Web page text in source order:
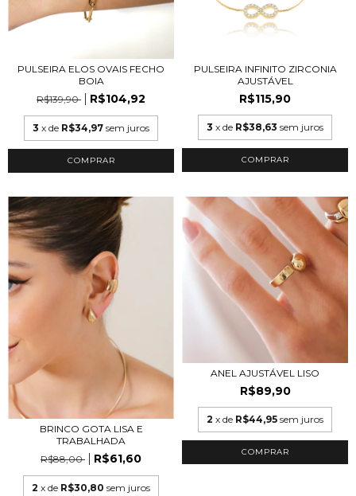
PULSEIRA ELOS OVAIS FECHO
BOIA
R$139,90
R$104,92
3 x de R$34,97 sem juros
PULSEIRA INFINITO ZIRCONIA
AJUSTÁVEL
R$115,90
3 x de R$38,63 sem juros
COMPRAR
BRINCO GOTA LISA E
TRABALHADA
R$88,00
R$61,60
2 x de R$30,80 sem juros
ANEL AJUSTÁVEL LISO
R$89,90
2 x de R$44,95 sem juros
COMPRAR